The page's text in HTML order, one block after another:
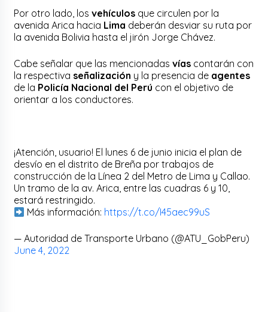
Por otro lado, losvehículos que circulen por la
avenida Arica hacia Lima deberán desviar su ruta por
la avenida Bolivia hasta el jirón Jorge Chávez.
Cabe señalar que las mencionadasvías contarán con
la respectiva señalización y la presencia de agentes
de la Policía Nacional del Perú con el objetivo de
orientar a los conductores.
¡Atención, usuario! El lunes 6 de junio inicia el plan de
desvío en el distrito de Breña por trabajos de
construcción de la Línea 2 del Metro de Lima y Callao.
Un tramo de la av. Arica, entre las cuadras 6 y 10,
estará restringido.
Más información: https://t.co/I45aec99uS
— Autoridad de Transporte Urbano (@ATU_GobPeru)
June 4, 2022